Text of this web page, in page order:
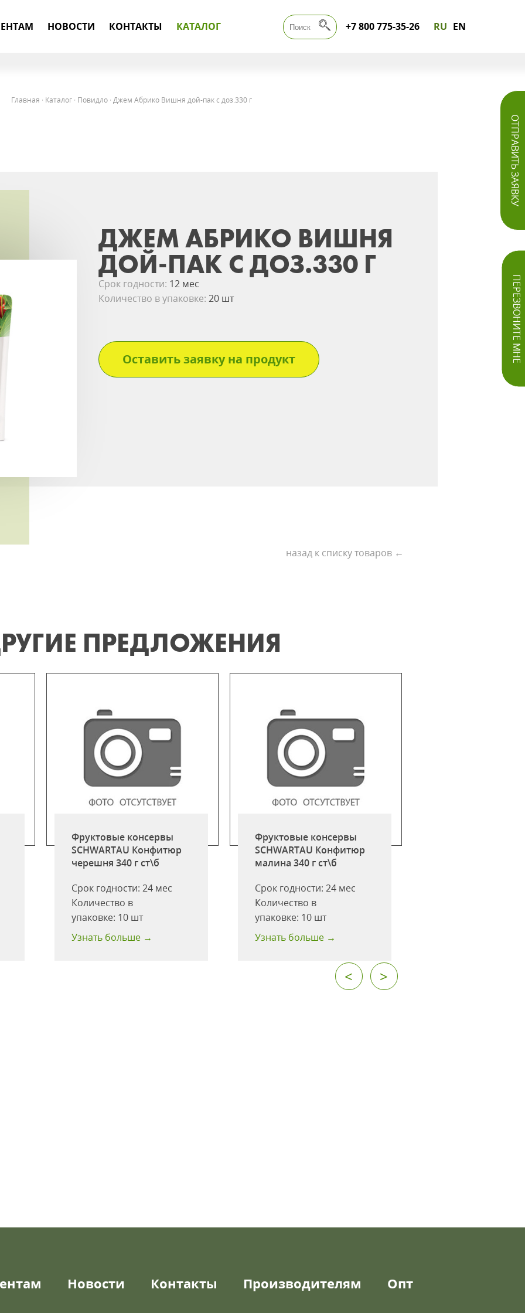
НОВОСТИ КОНТАКТЫ КАТАЛОГ +7 800 775-35-26 RU EN
ОТПРАВИТЬ ЗАЯВКУ
ПЕРЕЗВОНИТЕ МНЕ
Главная · Каталог· Повидло· Джем Абрико Вишня дой-пак с доз.330 г
ДЖЕМ АБРИКО ВИШНЯ
ДОЙ-ПАК С ДОЗ.330 Г
Срок годности: 12 мес
Количество в упаковке:20 шт
Оставить заявку на продукт
назад к списку товаров ←
ПРЕДЛОЖЕНИЯ
Фруктовые консервы
SCHWARTAU Конфитюр
черешня 340 г ст\б
Срок годности:24 мес
Количество в
упаковке: 10 шт
Узнать больше →
Фруктовые консервы
SCHWARTAU Конфитюр
малина 340 г ст\б
Срок годности:24 мес
Количество в
упаковке: 10 шт
Узнать больше →
< >
Новости Контакты Производителям Опт